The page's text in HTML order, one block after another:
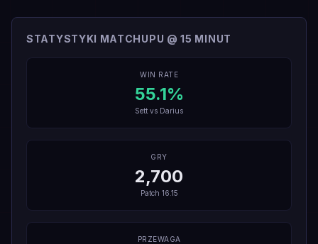
STATYSTYKI MATCHUPU @ 15 MINUT
WIN RATE
55.1%
Sett vs Darius
GRY
2,700
Patch 16.15
PRZEWAGA